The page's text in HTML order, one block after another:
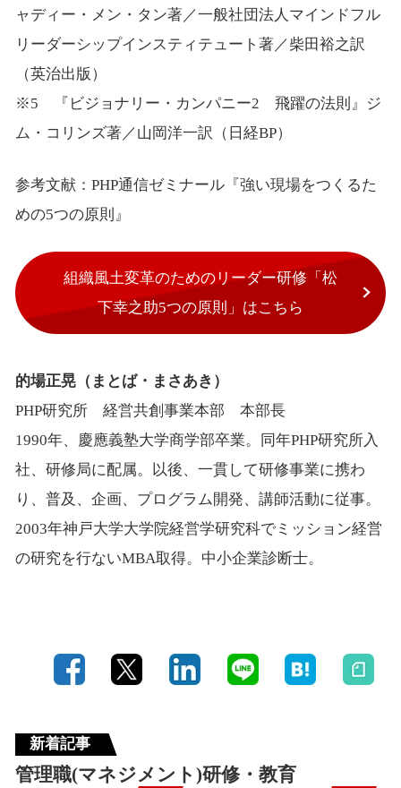
ャディー・メン・タン著／一般社団法人マインドフル
リーダーシップインスティテュート著／柴田裕之訳
（英治出版）
※5 『ビジョナリー・カンパニー2 飛躍の法則』ジ
ム・コリンズ著／山岡洋一訳（日経BP）
参考文献：PHP通信ゼミナール『強い現場をつくるた
めの5つの原則』
組織風土変革のためのリーダー研修「松
下幸之助5つの原則」はこちら
的場正晃（まとば・まさあき）
PHP研究所 経営共創事業本部 本部長
1990年、慶應義塾大学商学部卒業。同年PHP研究所入
社、研修局に配属。以後、一貫して研修事業に携わ
り、普及、企画、プログラム開発、講師活動に従事。
2003年神戸大学大学院経営学研究科でミッション経営
の研究を行ないMBA取得。中小企業診断士。
新着記事
管理職(マネジメント)研修・教育